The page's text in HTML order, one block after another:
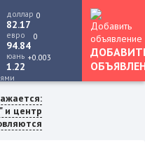
доллар
82.17
0
евро
94.84
0
юань
1.22
+0.003
и центр